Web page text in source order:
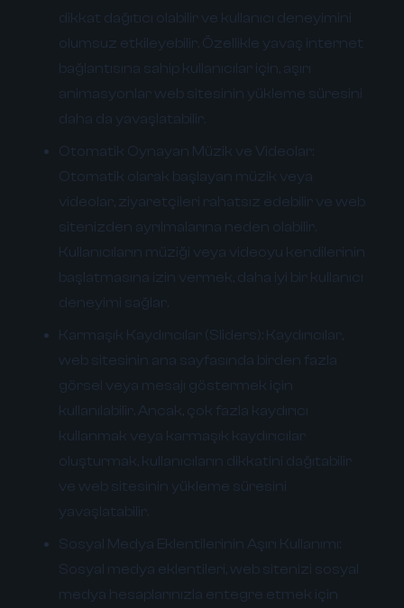
dikkat dağıtıcı olabilir ve kullanıcı deneyimini
olumsuz etkileyebilir. Özellikle yavaş internet
bağlantısına sahip kullanıcılar için, aşırı
animasyonlar web sitesinin yükleme süresini
daha da yavaşlatabilir.
Otomatik Oynayan Müzik ve Videolar:
Otomatik olarak başlayan müzik veya
videolar, ziyaretçileri rahatsız edebilir ve web
sitenizden ayrılmalarına neden olabilir.
Kullanıcıların müziği veya videoyu kendilerinin
başlatmasına izin vermek, daha iyi bir kullanıcı
deneyimi sağlar.
Karmaşık Kaydırıcılar (Sliders): Kaydırıcılar,
web sitesinin ana sayfasında birden fazla
görsel veya mesajı göstermek için
kullanılabilir. Ancak, çok fazla kaydırıcı
kullanmak veya karmaşık kaydırıcılar
oluşturmak, kullanıcıların dikkatini dağıtabilir
ve web sitesinin yükleme süresini
yavaşlatabilir.
Sosyal Medya Eklentilerinin Aşırı Kullanımı:
Sosyal medya eklentileri, web sitenizi sosyal
medya hesaplarınızla entegre etmek için